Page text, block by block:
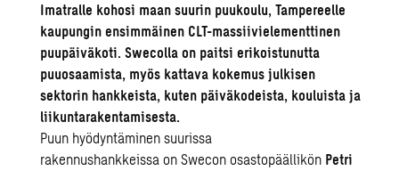
Imatralle kohosi maan suurin puukoulu, Tampereelle
kaupungin ensimmäinen CLT-massiivielementtinen
puupäiväkoti. Swecolla on paitsi erikoistunutta
puuosaamista, myös kattava kokemus julkisen
sektorin hankkeista, kuten päiväkodeista, kouluista ja
liikuntarakentamisesta.
Puun hyödyntäminen suurissa
rakennushankkeissa onSwecon osastopäällikön Petri